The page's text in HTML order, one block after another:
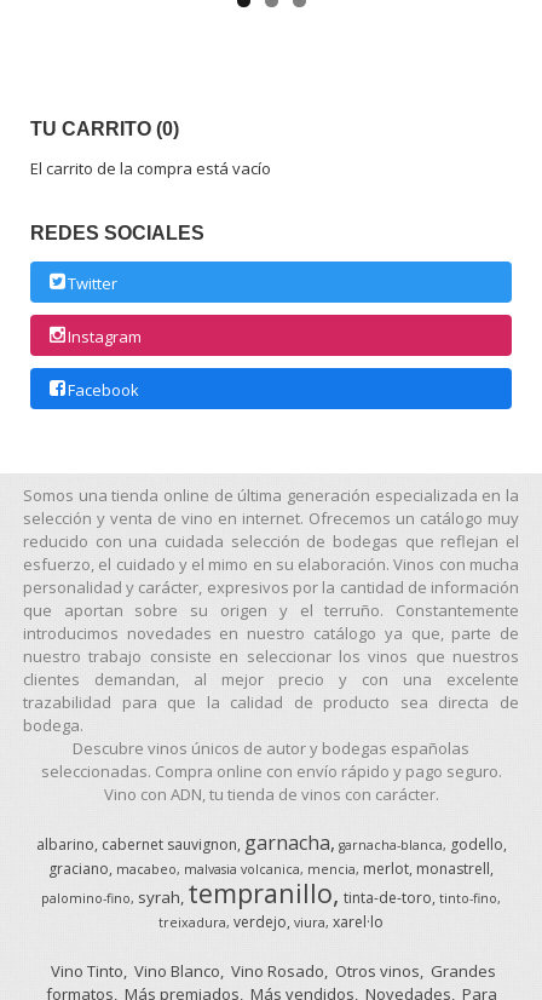
TU CARRITO (0)
El carrito de la compra está vacío
REDES SOCIALES
Twitter
Instagram
Facebook
Somos una tienda online de última generación especializada en la
selección y venta de vino en internet. Ofrecemos un catálogo muy
reducido con una cuidada selección de bodegas que reflejan el
esfuerzo, el cuidado y el mimo en su elaboración. Vinos con mucha
personalidad y carácter, expresivos por la cantidad de información
que aportan sobre su origen y el terruño. Constantemente
introducimos novedades en nuestro catálogo ya que, parte de
nuestro trabajo consiste en seleccionar los vinos que nuestros
clientes demandan, al mejor precio y con una excelente
trazabilidad para que la calidad de producto sea directa de
bodega.
Descubre vinos únicos de autor y bodegas españolas
seleccionadas. Compra online con envío rápido y pago seguro.
Vino con ADN, tu tienda de vinos con carácter.
albarino cabernet sauvignon garnacha garnacha-blanca
godello
graciano macabeo malvasia volcanica mencia merlot monastrell
palomino-fino syrah tempranillo tinta-de-toro tinto-fino
treixadura verdejo viura xarel·lo
Vino Tinto Vino Blanco Vino Rosado Otros vinos Grandes
formatos Más premiados Más vendidos Novedades Para